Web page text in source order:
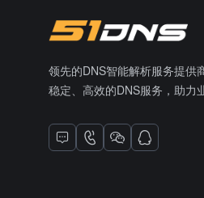
领先的DNS智能解析服务提供
稳定、高效的DNS服务，助力